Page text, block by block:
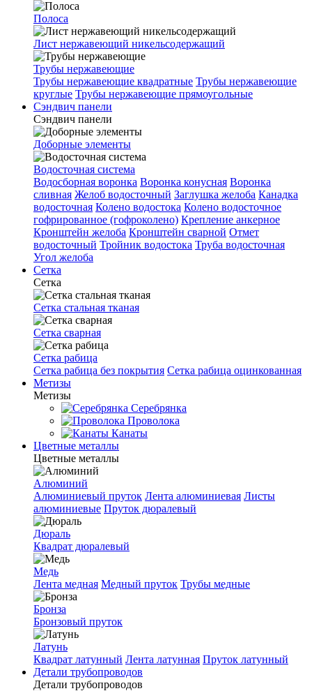
Полоса
Лист нержавеющий никельсодержащий
Трубы нержавеющие
Трубы нержавеющие квадратные Трубы нержавеющие
круглые Трубы нержавеющие прямоугольные
Сэндвич панели
Сэндвич панели
Доборные элементы
Водосточная система
Водосборная воронка Воронка конусная Воронка
сливная Желоб водосточный Заглушка желоба Канадка
водосточная Колено водостока Колено водосточное
гофрированное (гофроколено) Крепление анкерное
Кронштейн желоба Кронштейн сварной Отмет
водосточный Тройник водостока Труба водосточная
Угол желоба
Сетка
Сетка
Сетка стальная тканая
Сетка сварная
Сетка рабица
Сетка рабица без покрытия Сетка рабица оцинкованная
Метизы
Метизы
Серебрянка
Проволока
Канаты
Цветные металлы
Цветные металлы
Алюминий
Алюминиевый пруток Лента алюминиевая Листы
алюминиевые Пруток дюралевый
Дюраль
Квадрат дюралевый
Медь
Лента медная Медный пруток Трубы медные
Бронза
Бронзовый пруток
Латунь
Квадрат латунный Лента латунная Пруток латунный
Детали трубопроводов
Детали трубопроводов